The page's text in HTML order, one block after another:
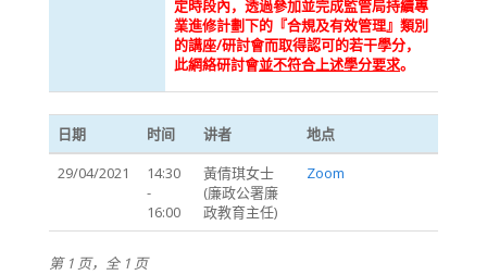
定時段內，透過參加並完成監管局持續專
業進修計劃下的『合規及有效管理』類別
的講座/研討會而取得認可的若干學分，
此網絡研討會並不符合上述學分要求。
日期 时间 讲者
地点
29/04/2021
14:30
-
16:00
黃倩琪女士
(廉政公署廉
政教育主任)
Zoom
第 1 页，全 1 页